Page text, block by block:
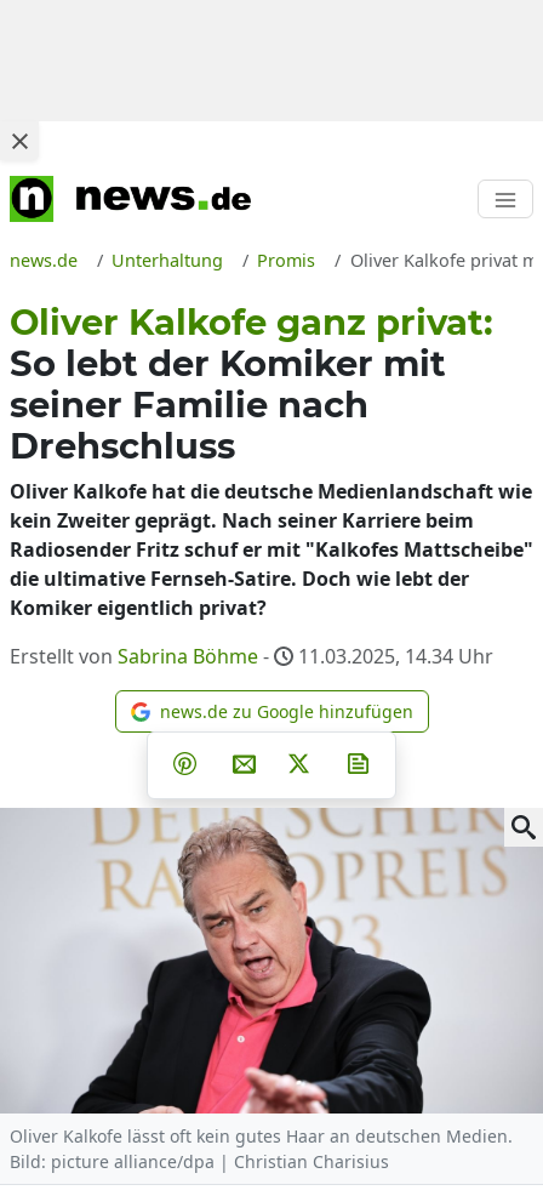
news.de Unterhaltung Promis Oliver Kalkofe privat
Oliver Kalkofe ganz privat:
So lebt der Komiker mit
seiner Familie nach
Drehschluss
Oliver Kalkofe hat die deutsche Medienlandschaft wie
kein Zweiter geprägt. Nach seiner Karriere beim
Radiosender Fritz schuf er mit "Kalkofes Mattscheibe"
die ultimative Fernseh-Satire. Doch wie lebt der
Komiker eigentlich privat?
Erstellt von Sabrina Böhme- 11.03.2025, 14.34 Uhr
news.de zu Google
news.de zu Google hinzufügen
Teilen auf Facebook
Teilen auf Whatsapp
Teilen auf Telegram
Teilen auf Pinterest
Per E-Mail teilen
Post auf X
Oliver Kalkofe lässt oft kein gutes Haar an deutschen Medien.
Bild: picture alliance/dpa | Christian Charisius